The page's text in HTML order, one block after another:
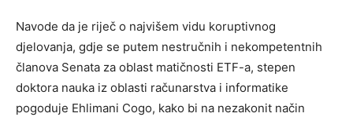
Navode da je riječ o najvišem vidu koruptivnog
djelovanja, gdje se putem nestručnih i nekompetentnih
članova Senata za oblast matičnosti ETF-a, stepen
doktora nauka iz oblasti računarstva i informatike
pogoduje Ehlimani Cogo, kako bi na nezakonit način